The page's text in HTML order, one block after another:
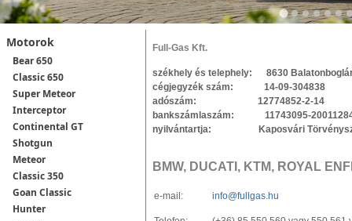
Motorok
Bear 650
Classic 650
Super Meteor
Interceptor
Continental GT
Shotgun
Meteor
Classic 350
Goan Classic
Hunter
Full-Gas Kft.
székhely és telephely: 8630
cégjegyzék szám: 14-09-304838
adószám: 12774852-2-14
bankszámlaszám: 11743095-
nyilvántartja: Kaposvári
BMW, DUCATI, KTM, ROYAL
e-mail: info@fullgas.hu